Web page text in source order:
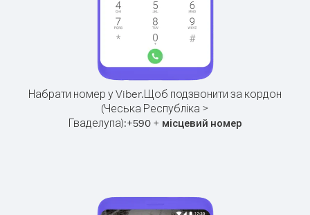
Набрати номер у Viber.Щоб подзвонити за кордон
(Чеська Республіка >
Гваделупа):+590+ місцевий номер